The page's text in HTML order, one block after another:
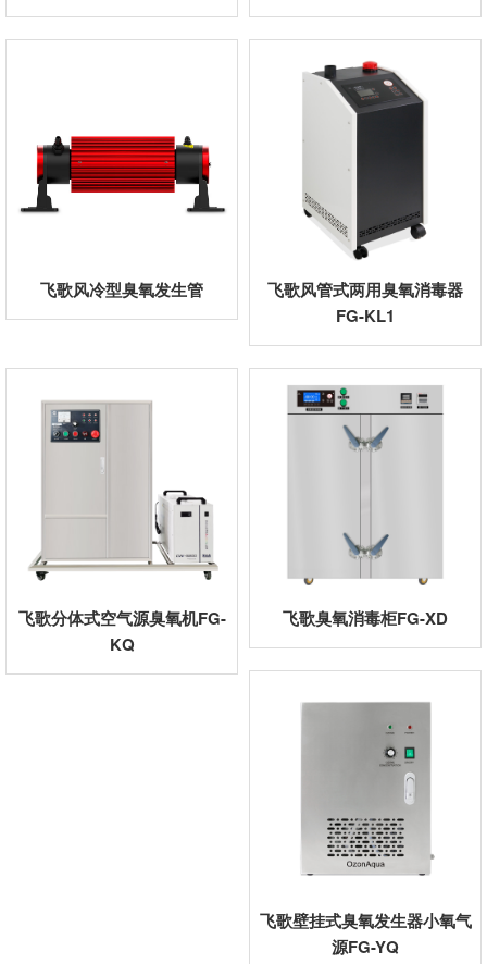
飞歌风冷型臭氧发生管
飞歌风管式两用臭氧消毒器
FG-KL1
飞歌分体式空气源臭氧机FG-
KQ
飞歌臭氧消毒柜FG-XD
飞歌壁挂式臭氧发生器小氧气
源FG-YQ